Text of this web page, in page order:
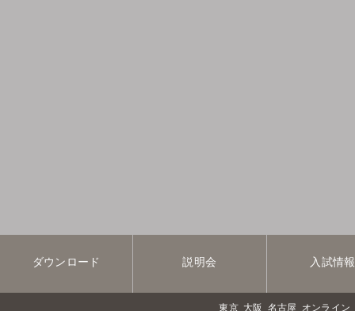
ダウンロード 説明会 入試情報
東京 大阪 名古屋 オンライン